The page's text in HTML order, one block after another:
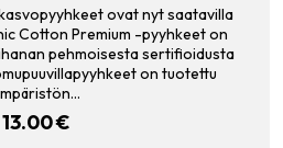
ovat nyt saatavilla
Cotton Premium -pyyhkeet on
pehmoisesta sertifioidusta
on tuotettu
13.00€